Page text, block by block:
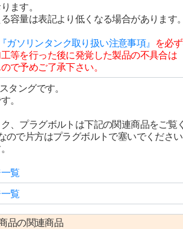
ます。
容量は表記より低くなる場合があります。
『ガソリンタンク取り扱い注意事項』 を必
等を行った後に発覚した製品の不具合は
で予めご了承下さい。
タングです。
。
、プラグボルトは下記の関連商品をご覧
で片方はプラグボルトで塞いでください
覧
覧
品の関連商品